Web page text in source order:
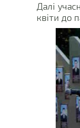
Далі
квіти до